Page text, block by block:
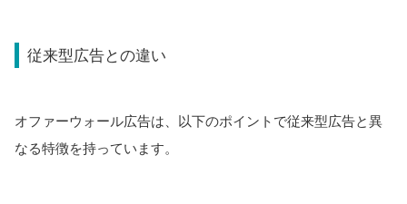
従来型広告との違い
オファーウォール広告は、以下のポイントで従来型広告と異
なる特徴を持っています。